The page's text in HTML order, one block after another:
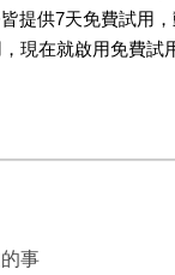
提供7天免費試用
現在就啟用免費試
事